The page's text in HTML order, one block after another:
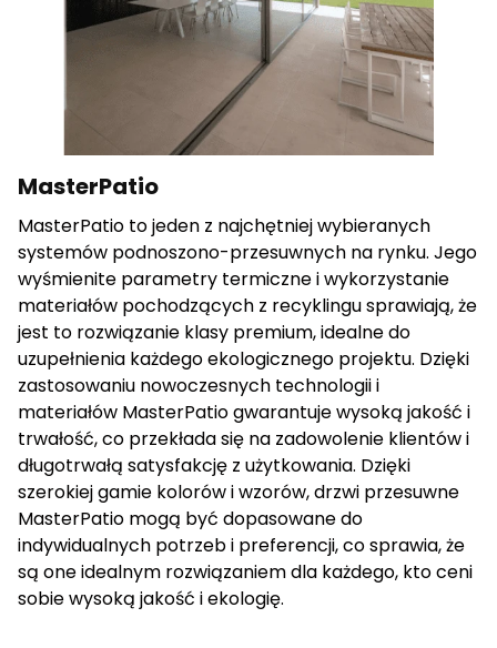
cenne dla wydawców i reklamodawców strony trzeciej.
Nieklasyfikowane
Nieklasyfikowane pliki cookie, to pliki, które są w procesie
klasyfikowania, wraz z dostawcami poszczególnych
Odrzuć wszystkie
Zapisz moje preferencje
Akceptuj wszystkie
MasterPatio
MasterPatio to jeden z najchętniej wybieranych
systemów podnoszono-przesuwnych na rynku. Jego
wyśmienite parametry termiczne i wykorzystanie
materiałów pochodzących z recyklingu sprawiają, że
jest to rozwiązanie klasy premium, idealne do
uzupełnienia każdego ekologicznego projektu. Dzięki
zastosowaniu nowoczesnych technologii i
materiałów MasterPatio gwarantuje wysoką jakość i
trwałość, co przekłada się na zadowolenie klientów i
długotrwałą satysfakcję z użytkowania. Dzięki
szerokiej gamie kolorów i wzorów, drzwi przesuwne
MasterPatio mogą być dopasowane do
indywidualnych potrzeb i preferencji, co sprawia, że
są one idealnym rozwiązaniem dla każdego, kto ceni
sobie wysoką jakość i ekologię.